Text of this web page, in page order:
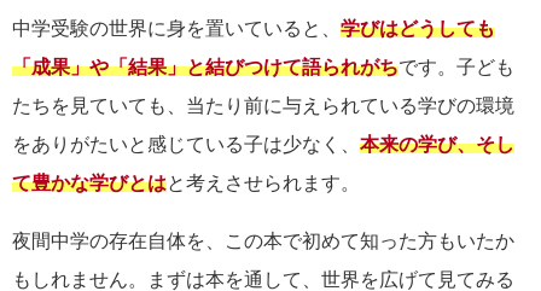
中学受験の世界に身を置いていると、 学びはどうしても
「成果」や「結果」と結びつけて語られがちです。子ども
たちを見ていても、当たり前に与えられている学びの環境
をありがたいと感じている子は少なく、 本来の学び、そし
て豊かな学びとはと考えさせられます。
夜間中学の存在自体を、この本で初めて知った方もいたか
もしれません。まずは本を通して、世界を広げて見てみる